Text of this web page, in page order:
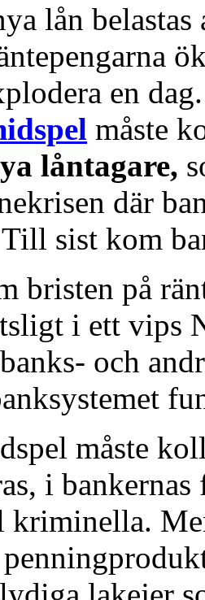
lån
en
måste
låntagare,
där
sist kom
bristen på
i ett vips
och
måste
i
kriminella.